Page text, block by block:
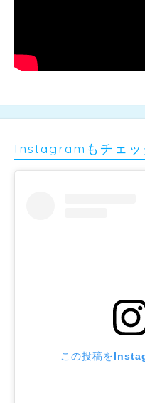
Instagramもチェッ
この投稿を